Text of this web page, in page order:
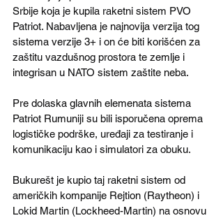
Srbije koja je kupila raketni sistem PVO
Patriot. Nabavljena je najnovija verzija tog
sistema verzije 3+ i on će biti korišćen za
zaštitu vazdušnog prostora te zemlje i
integrisan u NATO sistem zaštite neba.
Pre dolaska glavnih elemenata sistema
Patriot Rumuniji su bili isporučena oprema
logističke podrške, uređaji za testiranje i
komunikaciju kao i simulatori za obuku.
Bukurešt je kupio taj raketni sistem od
američkih kompanije Rejtion (Raytheon) i
Lokid Martin (Lockheed-Martin) na osnovu